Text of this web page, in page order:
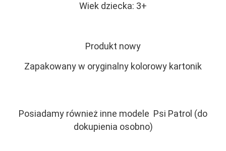
Wiek dziecka: 3+
Produkt nowy
Zapakowany w oryginalny kolorowy kartonik
Posiadamy również inne modele Psi Patrol (do
dokupienia osobno)